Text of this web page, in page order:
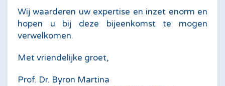
Wij waarderen uw expertise en inzet enorm en
hopen u bij deze bijeenkomst te mogen
verwelkomen.
Met vriendelijke groet,
Prof. Dr. Byron Martina